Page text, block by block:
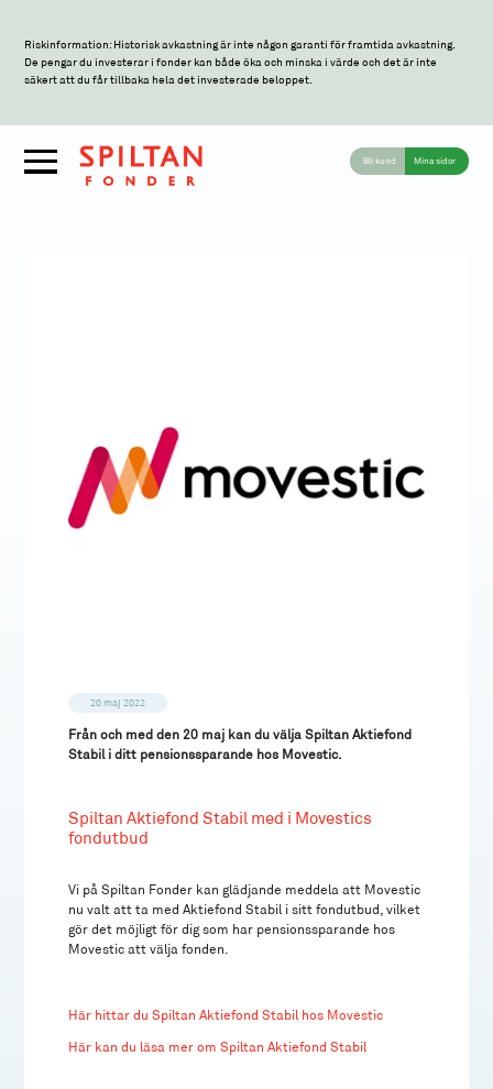
Riskinformation: Historisk avkastning är inte någon garanti för framtida avkastning.
De pengar du investerar i fonder kan både öka och minska i värde och det är inte
säkert att du får tillbaka hela det investerade beloppet.
Bli kund Mina sidor
20 maj 2022
Från och med den 20 maj kan du välja Spiltan Aktiefond
Stabil i ditt pensionssparande hos Movestic.
Spiltan Aktiefond Stabil med i Movestics
fondutbud
Vi på Spiltan Fonder kan glädjande meddela att Movestic
nu valt att ta med Aktiefond Stabil i sitt fondutbud, vilket
gör det möjligt för dig som har pensionssparande hos
Movestic att välja fonden.
Här hittar du Spiltan Aktiefond Stabil hos Movestic
Här kan du läsa mer om Spiltan Aktiefond Stabil